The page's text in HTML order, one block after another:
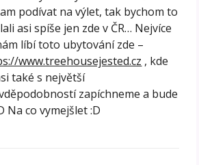
podívat na výlet, tak bychom to
asi spíše jen zde v ČR… Nejvíce
líbí toto ubytování zde –
www.treehousejested.cz , kde
také s největší
zapíchneme a bude
Na co vymejšlet :D